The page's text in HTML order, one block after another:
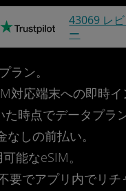
43069 レ
ー
ラン。
対応端末への即時イ
時点でデータプラ
しの前払い。
能なeSIM。
要でアプリ内でリチ